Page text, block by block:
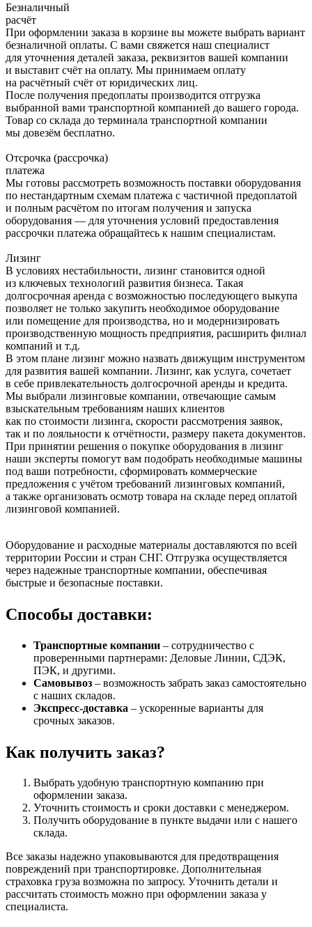
Безналичный
расчёт
При оформлении заказа в корзине вы можете выбрать вариант
безналичной оплаты. С вами свяжется наш специалист
для уточнения деталей заказа, реквизитов вашей компании
и выставит счёт на оплату. Мы принимаем оплату
на расчётный счёт от юридических лиц.
После получения предоплаты производится отгрузка
выбранной вами транспортной компанией до вашего города.
Товар со склада до терминала транспортной компании
мы довезём бесплатно.
Отсрочка (рассрочка)
платежа
Мы готовы рассмотреть возможность поставки оборудования
по нестандартным схемам платежа с частичной предоплатой
и полным расчётом по итогам получения и запуска
оборудования — для уточнения условий предоставления
рассрочки платежа обращайтесь к нашим специалистам.
Лизинг
В условиях нестабильности, лизинг становится одной
из ключевых технологий развития бизнеса. Такая
долгосрочная аренда с возможностью последующего выкупа
позволяет не только закупить необходимое оборудование
или помещение для производства, но и модернизировать
производственную мощность предприятия, расширить филиал
компаний и т.д.
В этом плане лизинг можно назвать движущим инструментом
для развития вашей компании. Лизинг, как услуга, сочетает
в себе привлекательность долгосрочной аренды и кредита.
Мы выбрали лизинговые компании, отвечающие самым
взыскательным требованиям наших клиентов
как по стоимости лизинга, скорости рассмотрения заявок,
так и по лояльности к отчётности, размеру пакета документов.
При принятии решения о покупке оборудования в лизинг
наши эксперты помогут вам подобрать необходимые машины
под ваши потребности, сформировать коммерческие
предложения с учётом требований лизинговых компаний,
а также организовать осмотр товара на складе перед оплатой
лизинговой компанией.
Оборудование и расходные материалы доставляются по всей
территории России и стран СНГ. Отгрузка осуществляется
через надежные транспортные компании, обеспечивая
быстрые и безопасные поставки.
Способы доставки:
Транспортные компании – сотрудничество с
проверенными партнерами: Деловые Линии, СДЭК,
ПЭК, и другими.
Самовывоз – возможность забрать заказ самостоятельно
с наших складов.
Экспресс-доставка – ускоренные варианты для
срочных заказов.
Как получить заказ?
Выбрать удобную транспортную компанию при
оформлении заказа.
Уточнить стоимость и сроки доставки с менеджером.
Получить оборудование в пункте выдачи или с нашего
склада.
Все заказы надежно упаковываются для предотвращения
повреждений при транспортировке. Дополнительная
страховка груза возможна по запросу. Уточнить детали и
рассчитать стоимость можно при оформлении заказа у
специалиста.